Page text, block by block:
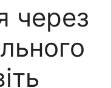
через